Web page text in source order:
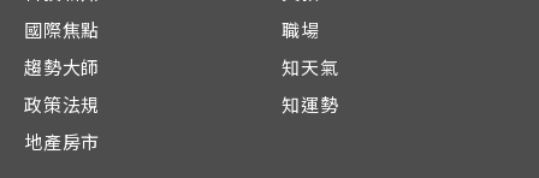
國際焦點
趨勢大師
政策法規
地產房市
職場
知天氣
知運勢